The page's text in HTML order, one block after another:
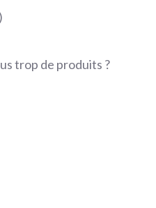
trop de produits ?